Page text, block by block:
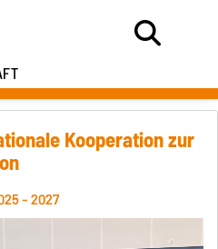
Kooperation zur
- 2027